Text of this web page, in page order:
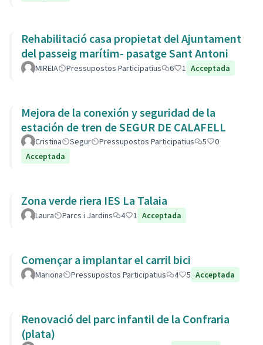
Rehabilitació casa propietat del Ajuntament
del passeig marítim- pasatge Sant Antoni
MIREIA Pressupostos Participatius 6 1 Acceptada
Mejora de la conexión y seguridad de la
estación de tren de SEGUR DE CALAFELL
Cristina Segur Pressupostos Participatius 5
0
Acceptada
Zona verde riera IES La Talaia
Laura Parcs i Jardins 4 1 Acceptada
Començar a implantar el carril bici
Mariona Pressupostos Participatius 4 5 Acceptada
Renovació del parc infantil de la Confraria
(plata)